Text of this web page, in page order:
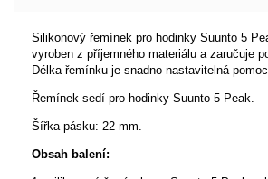
Silikonový řemínek pro hodinky Suunto 5
vyroben z příjemného materiálu a zaručuje
Délka řemínku je snadno nastavitelná
Řemínek sedí pro hodinky Suunto 5 Peak.
Šířka pásku: 22 mm.
Obsah balení: